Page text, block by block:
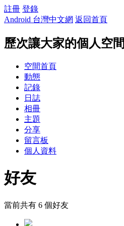
註冊 登錄
Android 台灣中文網 返回首頁
歷次讓大家的個人空間
空間首頁
動態
記錄
日誌
相冊
主題
分享
留言板
個人資料
好友
當前共有 6 個好友